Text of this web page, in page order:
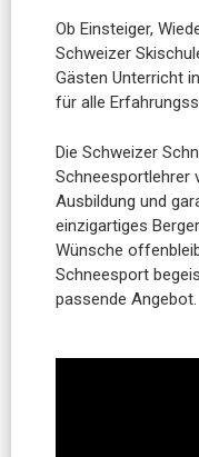
Ob Einsteiger,
Schweizer
Gästen Unterricht
für alle
Die Schweizer
Schneesportlehrer
Ausbildung und
einzigartiges
Wünsche
Schneesport
passende Angebot.